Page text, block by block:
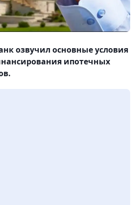
озвучил основные условия
ипотечных